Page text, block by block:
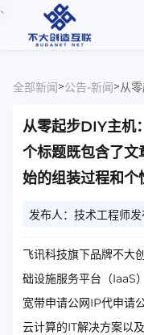
、
全部新闻>公告-新闻>
从零起步DIY主机
个标题既包含了文
始的组装过程和个
发布人：技术工程师
飞讯科技旗下品牌不大
础设施服务平台（IaaS
宽带申请公网IP代申请
云计算的IT解决方案以